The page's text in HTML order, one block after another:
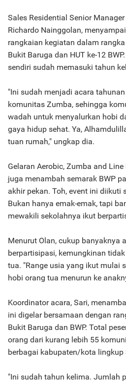
Sales Residential Senior
Richardo Nainggolan,
rangkaian kegiatan dalam
Bukit Baruga dan HUT ke-12
sendiri sudah memasuki tahun
"Ini sudah menjadi acara
komunitas Zumba, sehingga
wadah untuk menyalurkan hobi
gaya hidup sehat. Ya,
tuan rumah," ungkap dia.
Gelaran Aerobic, Zumba and
juga menambah semarak BWP
akhir pekan. Toh, event ini diikuti
Bukan hanya emak-emak, tapi
mewakili sekolahnya ikut
Menurut Olan, cukup banyaknya
berpartisipasi, kemungkinan
tua. "Range usia yang ikut mulai
hobi orang tua menurun ke
Koordinator acara, Sari,
ini digelar bersamaan dengan
Bukit Baruga dan BWP. Total
orang dari kurang lebih 55
berbagai kabupaten/kota lingkup
"Ini sudah tahun kelima. Jumlah